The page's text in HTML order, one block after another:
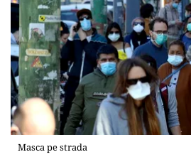
Masca pe strada